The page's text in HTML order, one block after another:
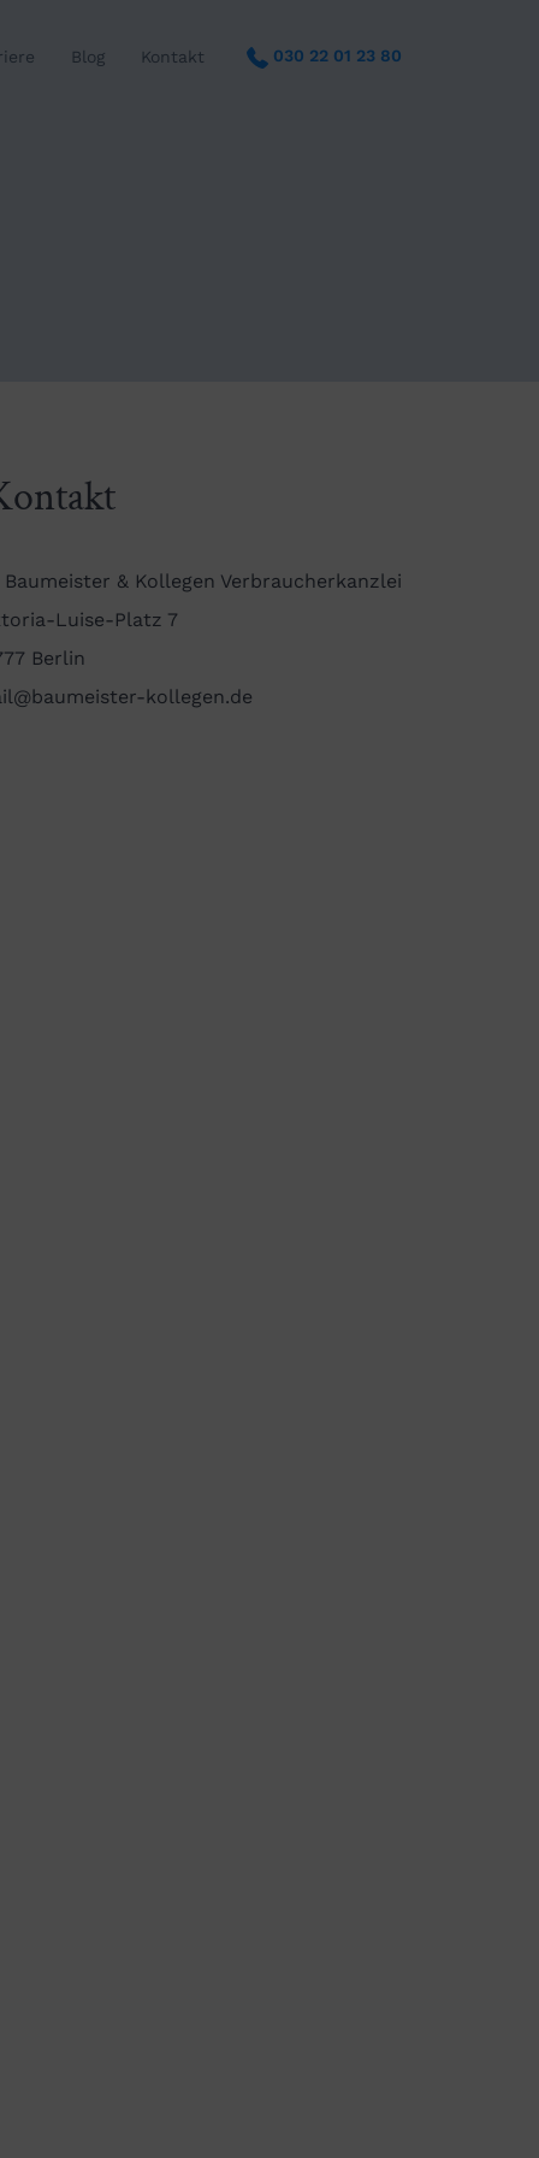
Blog Kontakt 030 22 01 23 80
Baumeister & Kollegen Verbraucherkanzlei
Luise-Platz 7
Berlin
kollegen.de